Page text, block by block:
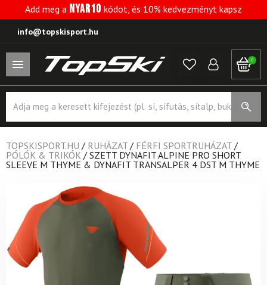
Add meg a NYAR10 kódot, és 10% kedvezményt kapsz
info@topskisport.hu
0
search
TOPSKISPORT.HU / RUHÁZAT / FÉRFI SPORTRUHÁZAT /
PÓLÓK & TRIKÓK / SZETT DYNAFIT ALPINE PRO SHORT
SLEEVE M THYME & DYNAFIT TRANSALPER 4 DST M THYME